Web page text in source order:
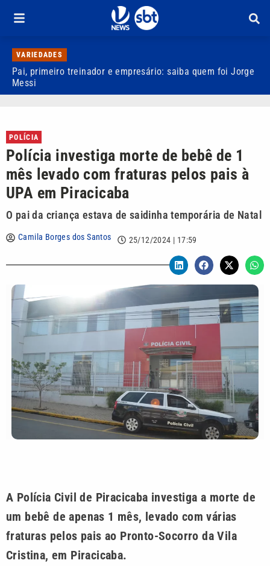
VARIEDADES
Pai, primeiro treinador e empresário: saiba quem foi Jorge
Messi
POLÍCIA
Polícia investiga morte de bebê de 1
mês levado com fraturas pelos pais à
UPA em Piracicaba
O pai da criança estava de saidinha temporária de Natal
Camila Borges dos Santos 25/12/2024 | 17:59
A Polícia Civil de Piracicaba investiga a morte de
um bebê de apenas 1 mês, levado com várias
fraturas pelos pais ao Pronto-Socorro da Vila
Cristina, em Piracicaba.